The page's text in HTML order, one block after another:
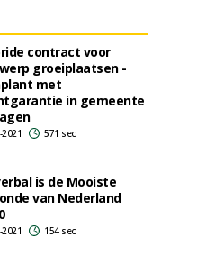
contract voor
groeiplaatsen -
met
in gemeente
571 sec
is de Mooiste
van Nederland
2021 154 sec